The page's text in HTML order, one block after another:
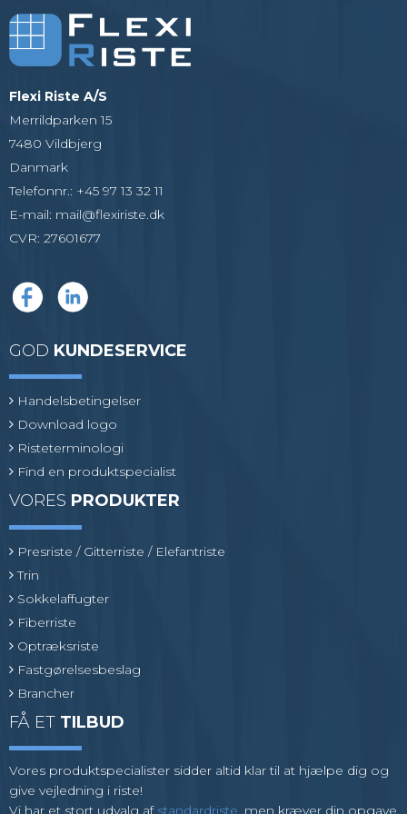
Flexi Riste A/S
Merrildparken 15
7480 Vildbjerg
Danmark
Telefonnr.: +45 97 13 32 11
E-mail: mail@flexiriste.dk
CVR: 27601677
GOD KUNDESERVICE
Handelsbetingelser
Download logo
Risteterminologi
Find en produktspecialist
VORES PRODUKTER
Presriste / Gitterriste / Elefantriste
Trin
Sokkelaffugter
Fiberriste
Optræksriste
Fastgørelsesbeslag
Brancher
FÅ ET TILBUD
Vores produktspecialister sidder altid klar til at hjælpe dig og
give vejledning i riste!